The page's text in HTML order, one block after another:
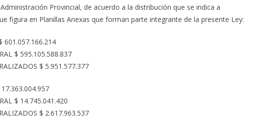
Provincial, de acuerdo a la distribución que se indica a
figura en Planillas Anexas que forman parte integrante de la presente Ley:
601.057.166.214
$ 595.105.588.837
$ 5.951.577.377
17.363.004.957
$ 14.745.041.420
$ 2.617.963.537